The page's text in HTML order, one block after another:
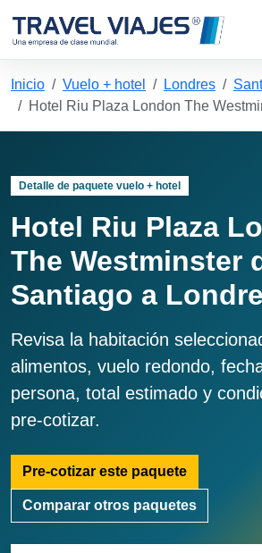
Inicio Vuelo + hotel Londres
Hotel Riu Plaza London The
Detalle de paquete vuelo + hotel
Hotel Riu Plaza
The Westminster
Santiago a
Revisa la habitación
alimentos, vuelo redondo,
persona, total estimado y
pre-cotizar.
Pre-cotizar este paquete
Comparar otros paquetes